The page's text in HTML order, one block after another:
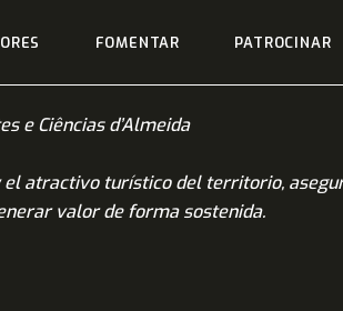
FOMENTAR PATROCINAR
e Ciências d’Almeida
atractivo turístico del territorio,
valor de forma sostenida.